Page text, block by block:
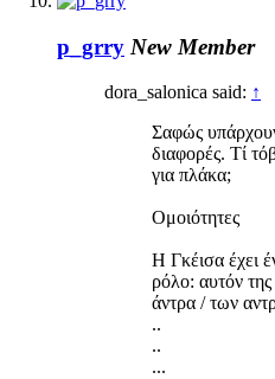
p_grry New Member
dora_salonica said: ↑
Σαφώς
διαφορές. Τί
για πλάκα;
Ομοιότητες
Η Γκέισα έχει
ρόλο: αυτόν
άντρα / των
..
..
...